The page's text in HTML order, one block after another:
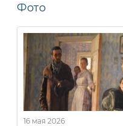
Фото
16 мая 2026